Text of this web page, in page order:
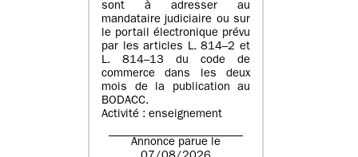
sont à adresser au
mandataire judiciaire ou sur
le portail électronique prévu
par les articles L. 814–2 et
L. 814–13 du code de
commerce dans les deux
mois de la publication au
BODACC.
Activité : enseignement
Annonce parue le